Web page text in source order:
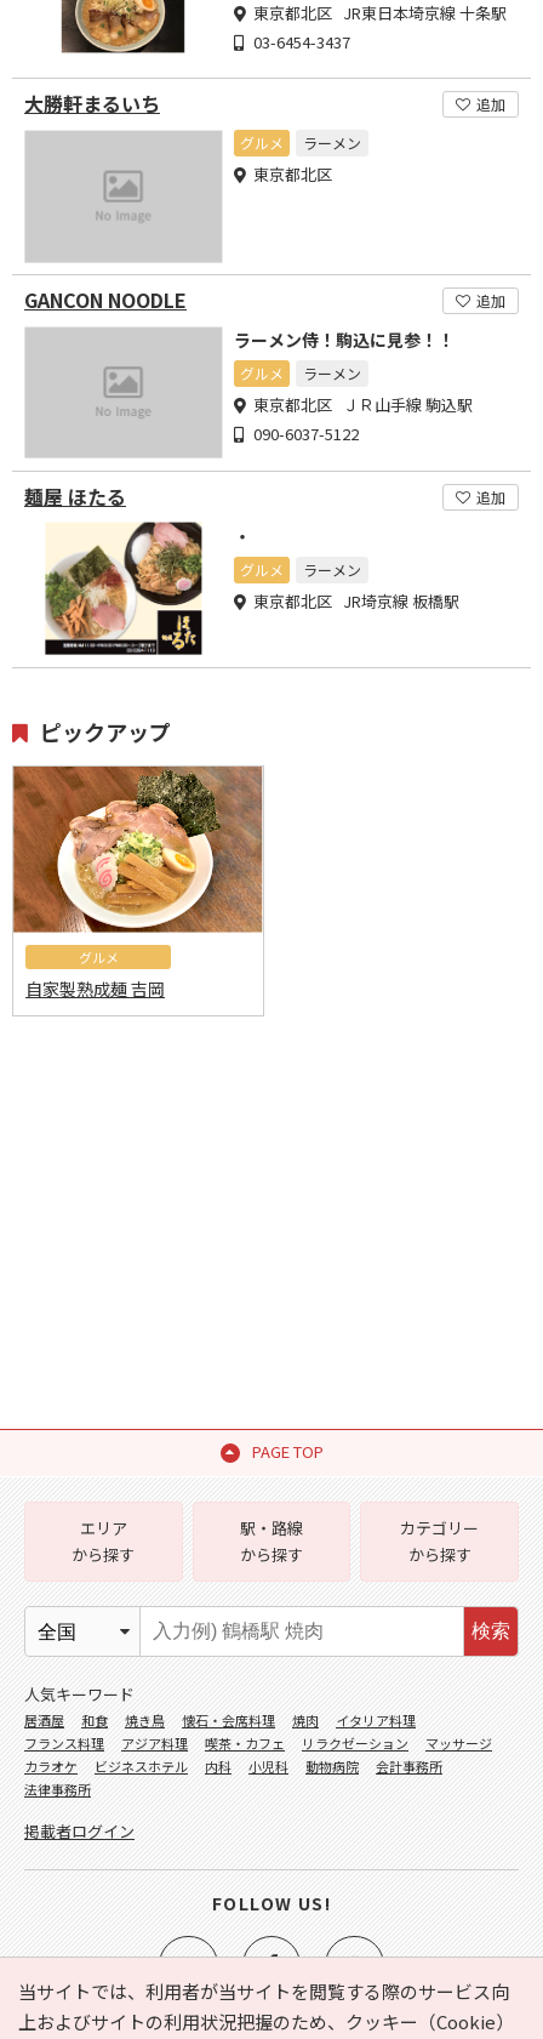
東京都北区 JR東日本埼京線 十条駅
03-6454-3437
大勝軒まるいち
追加
グルメ
ラーメン
東京都北区
GANCON NOODLE 追加
ラーメン侍！駒込に見参！！
グルメ ラーメン
東京都北区 ＪＲ山手線 駒込駅
090-6037-5122
麺屋 ほたる 追加
・
グルメ ラーメン
東京都北区 JR埼京線 板橋駅
ピックアップ
グルメ
自家製熟成麺 吉岡
PAGE TOP
当サイトでは、利用者が当サイトを閲覧する際のサービス向
上およびサイトの利用状況把握のため、クッキー（Cookie）
エリア
から探す
駅・路線
から探す
カテゴリー
から探す
検索
人気キーワード
居酒屋 和食 焼き鳥 懐石・会席料理 焼肉
イタリア料理
フランス料理
アジア料理 喫茶・カフェ リラクゼーション
マッサージ
カラオケ
ビジネスホテル 内科 小児科 動物病院
会計事務所
法律事務所
掲載者ログイン
FOLLOW US!